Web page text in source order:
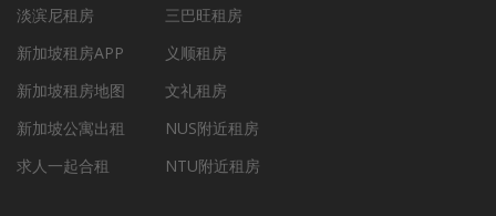
淡滨尼租房
新加坡租房APP
新加坡租房地图
新加坡公寓出租
求人一起合租
三巴旺租房
义顺租房
文礼租房
NUS附近租房
NTU附近租房